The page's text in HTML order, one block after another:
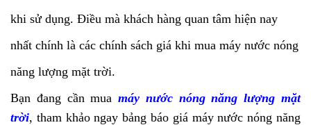
khi sử dụng. Điều mà khách hàng quan tâm hiện nay
nhất chính là các chính sách giá khi mua máy nước nóng
năng lượng mặt trời.
Bạn đang cần muamáy nước nóng năng lượng mặt
trời, tham khảo ngay bảng báo giá máy nước nóng năng